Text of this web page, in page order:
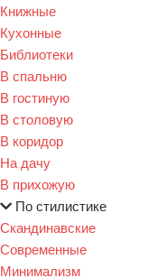
Книжные
Кухонные
Библиотеки
В спальню
В гостиную
В столовую
В коридор
На дачу
В прихожую
По стилистике
Скандинавские
Современные
Минимализм